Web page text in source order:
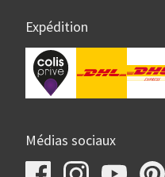
Expédition
Médias sociaux